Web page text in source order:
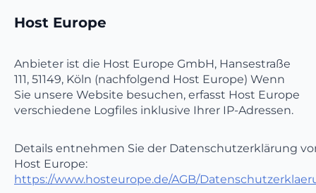
Host Europe
Anbieter ist die Host Europe GmbH, Hansestraße
111, 51149, Köln (nachfolgend Host Europe) Wenn
Sie unsere Website besuchen, erfasst Host Europe
verschiedene Logfiles inklusive Ihrer IP-Adressen.
Details entnehmen Sie der Datenschutzerklärung
Host Europe:
https://www.hosteurope.de/AGB/